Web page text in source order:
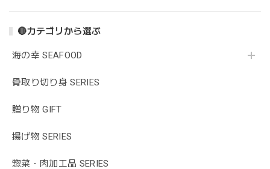
🔴カテゴリから選ぶ
海の幸 SEAFOOD
骨取り切り身 SERIES
贈り物 GIFT
揚げ物 SERIES
惣菜・肉加工品 SERIES